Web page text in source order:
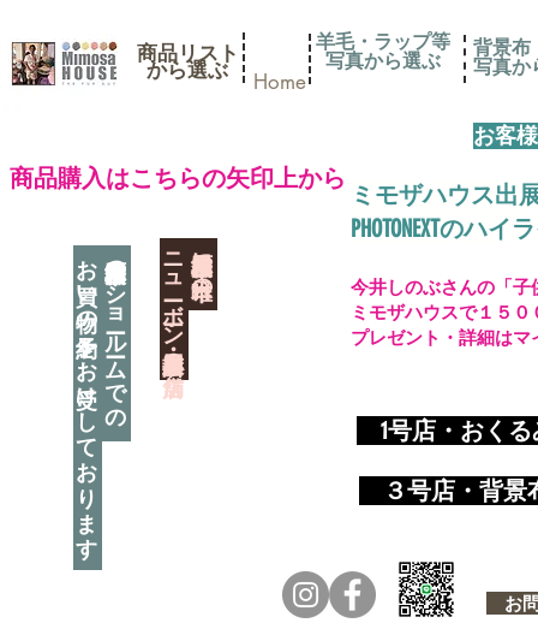
商品リスト
​から選ぶ Home
​商品購入はこちらの矢印上から
神奈川県相模原市に日本唯一の
​ニューボーン撮影用小道具店・３店舗
羊毛・ラップ等
写真から選ぶ
背景布
写真か
お客
ミモザハウス出
PHOTONEXTのハ
神奈川県相模原市のショールームでの
お買い物の予約をお受けしております 1号店・おく
​ ３号店・背
お
今井しのぶさんの「
ミモザハウスで１５
プレゼント・詳細は